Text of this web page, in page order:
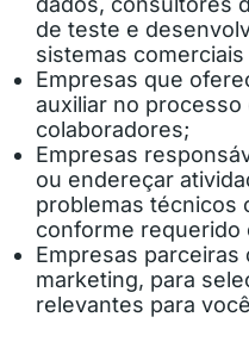
de teste e
sistemas
Empresas que
auxiliar no
colaboradores;
Empresas
ou endereçar
problemas técnicos
conforme requerido
Empresas parceiras
marketing, para
relevantes para